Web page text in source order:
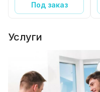
Под заказ
Услуги